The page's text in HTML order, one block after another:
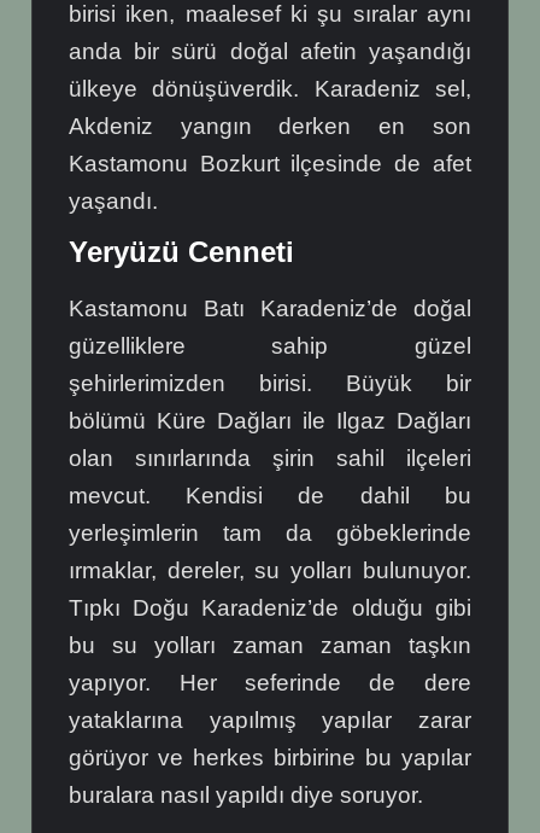
birisi iken, maalesef ki şu sıralar aynı
anda bir sürü doğal afetin yaşandığı
ülkeye dönüşüverdik. Karadeniz sel,
Akdeniz yangın derken en son
Kastamonu Bozkurt ilçesinde de afet
yaşandı.
Yeryüzü Cenneti
Kastamonu Batı Karadeniz’de doğal
güzelliklere sahip güzel
şehirlerimizden birisi. Büyük bir
bölümü Küre Dağları ile Ilgaz Dağları
olan sınırlarında şirin sahil ilçeleri
mevcut. Kendisi de dahil bu
yerleşimlerin tam da göbeklerinde
ırmaklar, dereler, su yolları bulunuyor.
Tıpkı Doğu Karadeniz’de olduğu gibi
bu su yolları zaman zaman taşkın
yapıyor. Her seferinde de dere
yataklarına yapılmış yapılar zarar
görüyor ve herkes birbirine bu yapılar
buralara nasıl yapıldı diye soruyor.